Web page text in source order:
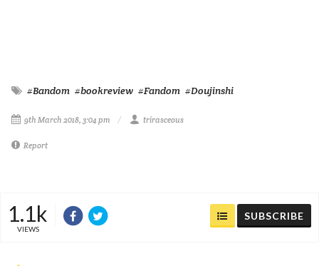
#Bandom #bookreview #Fandom #Doujinshi
9th March 2018, 3:04 pm trirasceous
Report
1.1k
VIEWS
SUBSCRIBE